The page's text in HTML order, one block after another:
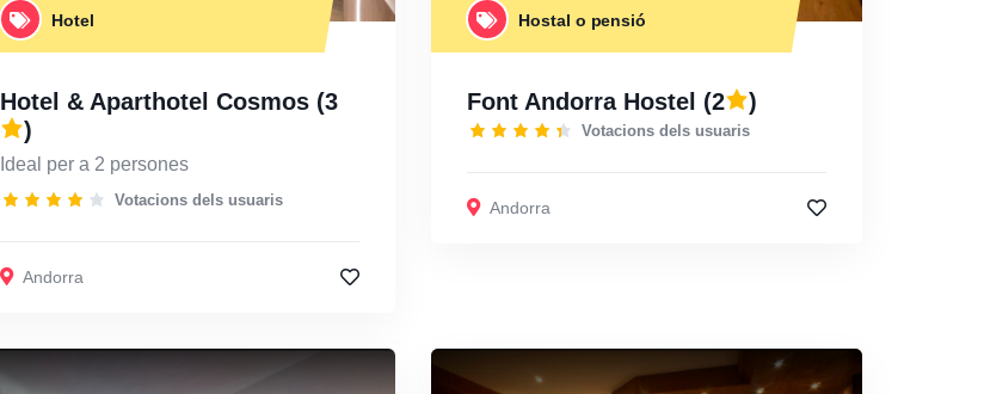
Hotel
Hotel & Aparthotel Cosmos(3
)
Ideal per a 2 persones
Votacions dels usuaris
Andorra
Hostal o pensió
Font Andorra Hostel (2 )
Votacions dels usuaris
Andorra